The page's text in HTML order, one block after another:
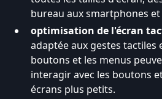
bureau aux smartphones
optimisation de l'écran
adaptée aux gestes tactiles
boutons et les menus
interagir avec les boutons
écrans plus petits.